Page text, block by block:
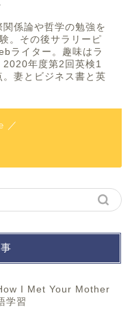
係論や哲学の勉強を
。その後サラリーピ
ライター。趣味はラ
年度第2回英検1
妻とビジネス書と英
／
I Met Your Mother
学習